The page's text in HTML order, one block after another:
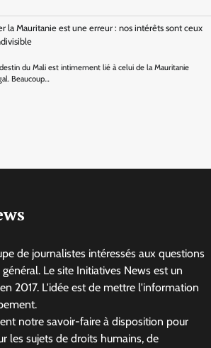
la Mauritanie est une erreur : nos intérêts sont ceux
du Mali est intimement lié à celui de la Mauritanie
Beaucoup…
de journalistes intéressés aux questions
Le site Initiatives News est un
2017. L'idée est de mettre l'information
notre savoir-faire à disposition pour
les sujets de droits humains, de